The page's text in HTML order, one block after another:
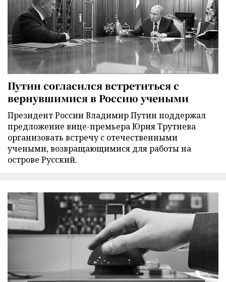
Путин согласился встретиться с
вернувшимися в Россию учеными
Президент России Владимир Путин поддержал
предложение вице-премьера Юрия Трутнева
организовать встречу с отечественными
учеными, возвращающимися для работы на
острове Русский.